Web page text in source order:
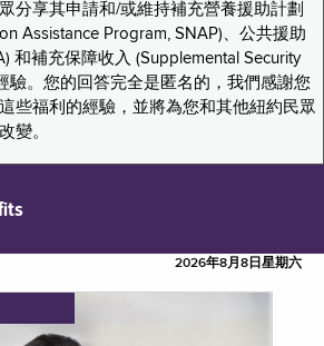
分享其申請和/或維持補充營養援助計劃
Assistance Program, SNAP)、公共援助
和補充保障收入 (Supplemental Security
驗。您的回答完全是匿名的，我們感謝您
些福利的經驗，並將為您和其他紐約民眾
變。
2026年8月8日星期六